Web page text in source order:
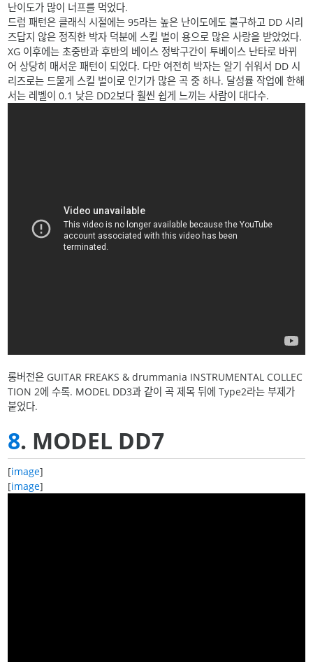
난이도가 많이 너프를 먹었다.
드럼 패턴은 클래식 시절에는 95라는 높은 난이도에도 불구하고 DD 시리
즈답지 않은 정직한 박자 덕분에 스킬 벌이 용으로 많은 사랑을 받았었다.
XG 이후에는 초중반과 후반의 베이스 정박구간이 투베이스 난타로 바뀌
어 상당히 매서운 패턴이 되었다. 다만 여전히 박자는 알기 쉬워서 DD 시
리즈로는 드물게 스킬 벌이로 인기가 많은 곡 중 하나. 달성률 작업에 한해
서는 레벨이 0.1 낮은 DD2보다 훨씬 쉽게 느끼는 사람이 대다수.
롱버전은 GUITAR FREAKS & drummania INSTRUMENTAL COLLEC
TION 2에 수록. MODEL DD3과 같이 곡 제목 뒤에 Type2라는 부제가
붙었다.
8. MODEL DD7
[image]
[image]